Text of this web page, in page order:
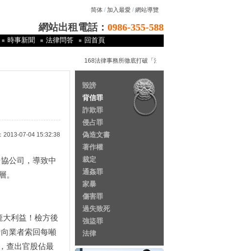
简体 / 加入最愛 / 網站導覽
網站出租電話： 0986-355-588
時事新聞 法律問答 回首頁
168法律事務所徹底打破「法律是有錢人的專利以及窮人的夢魘」
07-04 15:32:38
公司，導致中
。
利益！檢方後
業者索回每噸
查出官股佔最
毀謗
背信罪
詐欺罪
侵占罪
偽造文書
著作權
裁定
通姦罪
家暴
傷害罪
過失致死
強盜罪
法律